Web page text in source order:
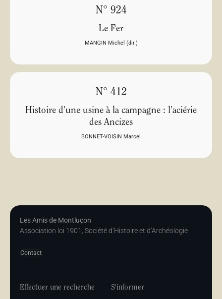
N° 924
Le Fer
MANGIN Michel (dir.)
N° 412
Histoire d’une usine à la campagne : l’aciérie
des Ancizes
BONNET-VOISIN Marcel
Les Amis de Montluçon
Association loi 1901, Société d’Histoire et d’Archéologie
Contact
Effectuer une recherche S'informer